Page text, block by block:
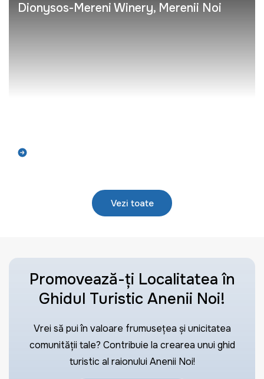
Dionysos-Mereni Winery, Merenii Noi
Vezi toate
Promovează-ți Localitatea în
Ghidul Turistic Anenii Noi!
Vrei să pui în valoare frumusețea și unicitatea
comunității tale? Contribuie la crearea unui ghid
turistic al raionului Anenii Noi!